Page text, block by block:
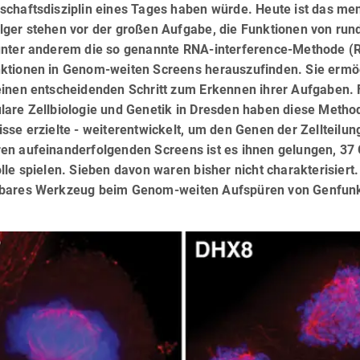
eines Tages haben würde. Heute ist das
stehen vor der großen Aufgabe, die Funktionen von
anderem die so genannte RNA-interference-Methode
in Genom-weiten Screens herauszufinden. Sie
entscheidenden Schritt zum Erkennen ihrer
Zellbiologie und Genetik in Dresden haben diese
erzielte - weiterentwickelt, um den Genen der
aufeinanderfolgenden Screens ist es ihnen gelungen,
spielen. Sieben davon waren bisher nicht
Werkzeug beim Genom-weiten Aufspüren von